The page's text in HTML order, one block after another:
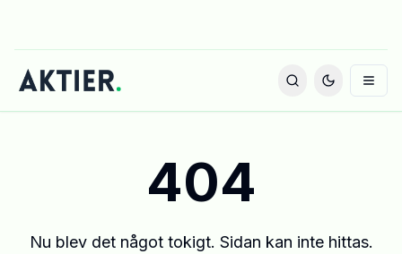
404
Nu blev det något tokigt. Sidan kan inte hittas.